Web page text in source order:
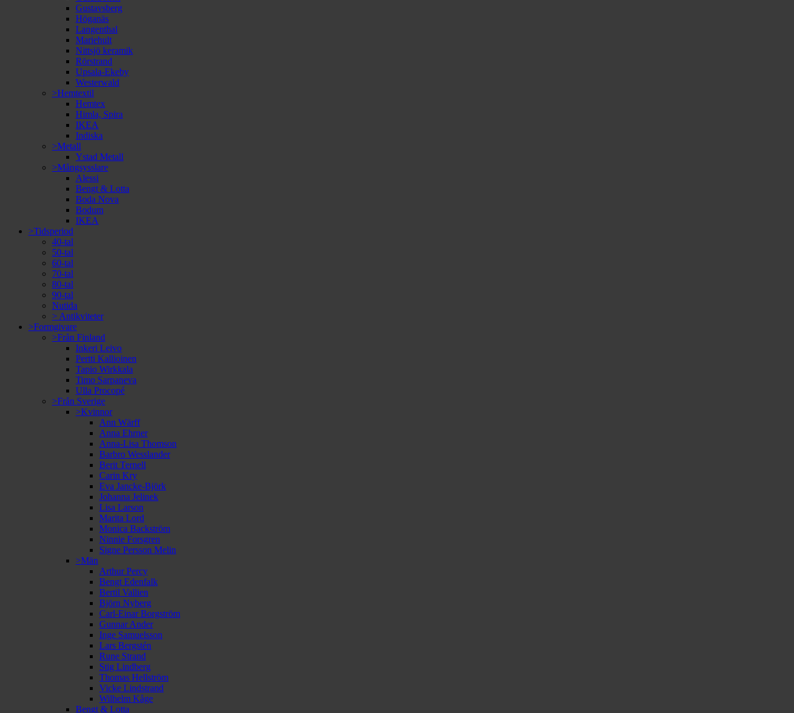
Gustavsberg
Höganäs
Langenthal
Mariehult
Nittsjö keramik
Rörstrand
Upsala-Ekeby
Westerwald
>Hemtextil
Hemtex
Himla, Spira
IKEA
Indiska
>Metall
Ystad Metall
>Mångsysslare
Alessi
Bengt & Lotta
Boda Nova
Bodum
IKEA
>Tidsperiod
40-tal
50-tal
60-tal
70-tal
80-tal
90-tal
Nutida
> Antikviteter
>Formgivare
>Från Finland
Inkeri Leivo
Pertti Kallioinen
Tapio Wirkkala
Timo Sarpaneva
Ulla Procopé
>Från Sverige
>Kvinnor
Ann Wärff
Anna Ehrner
Anna-Lisa Thomson
Barbro Wesslander
Berit Ternell
Carin Kry
Eva Jancke-Björk
Johanna Jelinek
Lisa Larson
Marita Lord
Monica Backström
Ninnie Forsgren
Signe Persson Melin
>Män
Arthur Percy
Bengt Edenfalk
Bertil Vallien
Björn Nyberg
Carl-Einar Borgström
Gunnar Ander
Inge Samuelsson
Lars Bergstén
Rune Strand
Stig Lindberg
Thomas Hellström
Vicke Lindstrand
Wilhelm Kåge
Bengt & Lotta